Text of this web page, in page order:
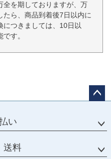
全を期しておりますが、万
たら、商品到着後7日以内に
につきましては、10日以
す。
ップ
い
送料